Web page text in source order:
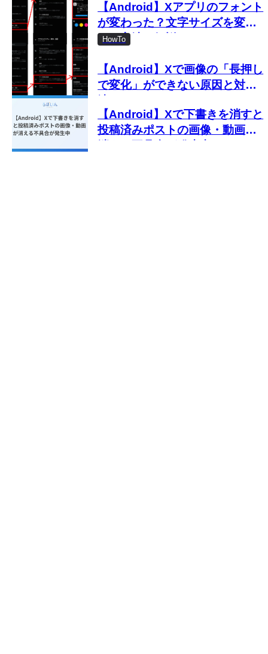
【Android】Xアプリのフォント
が変わった？文字サイズを変更
する方法を解説
HowTo
【Android】Xで画像の「長押し
で変化」ができない原因と対処
【Android】Xで下書きを消すと
投稿済みポストの画像・動画が